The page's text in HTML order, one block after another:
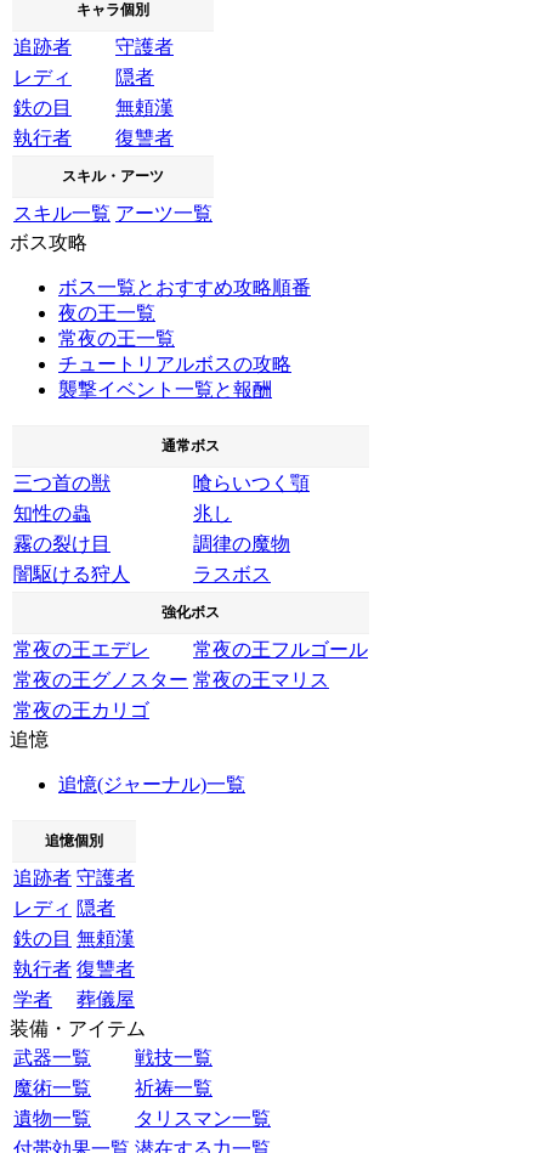
キャラ個別
追跡者
守護者
レディ
隠者
鉄の目
無頼漢
執行者
復讐者
スキル・アーツ
スキル一覧 アーツ一覧
ボス攻略
ボス一覧とおすすめ攻略順番
夜の王一覧
常夜の王一覧
チュートリアルボスの攻略
襲撃イベント一覧と報酬
通常ボス
三つ首の獣
喰らいつく顎
知性の蟲
兆し
霧の裂け目
調律の魔物
闇駆ける狩人
ラスボス
強化ボス
常夜の王エデレ
常夜の王フルゴール
常夜の王グノスター 常夜の王マリス
常夜の王カリゴ
追憶
追憶(ジャーナル)一覧
追憶個別
追跡者 守護者
レディ 隠者
鉄の目 無頼漢
執行者 復讐者
学者
葬儀屋
装備・アイテム
武器一覧
戦技一覧
魔術一覧
祈祷一覧
遺物一覧
タリスマン一覧
付帯効果一覧 潜在する力一覧